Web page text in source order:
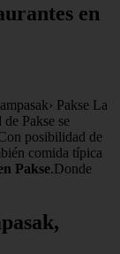
en
Pakse La
Pakse se
posibilidad de
comida típica
Pakse.Donde